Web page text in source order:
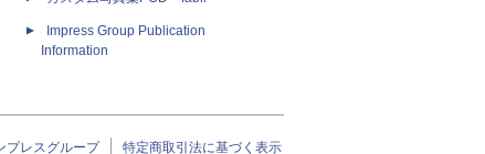
Impress Group Publication
Information
プレスグループ 特定商取引法に基づく表示